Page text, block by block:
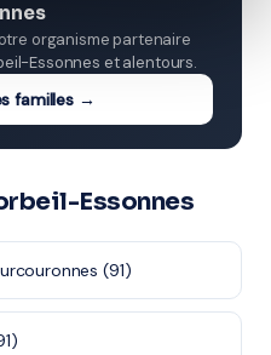
organisme partenaire
Essonnes et alentours.
familles →
Essonnes
(91)